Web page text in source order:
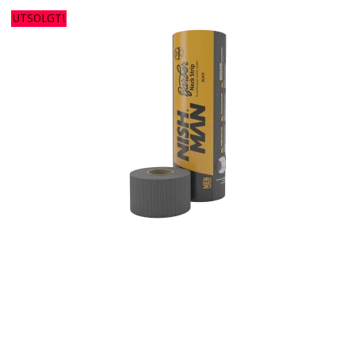
UTSOLGT!